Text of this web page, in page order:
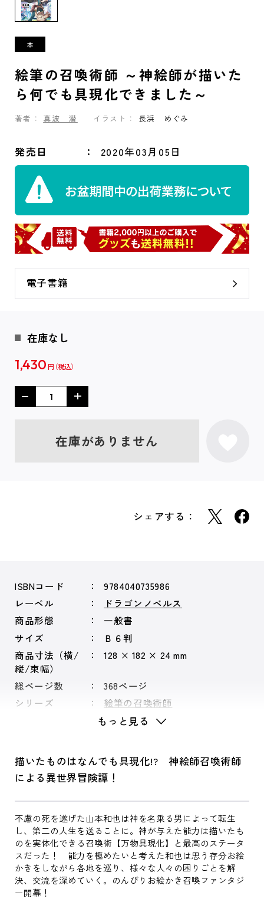
絵筆の召喚術師 ～神絵師が描いた
ら何でも具現化できました～
著者： 真波 潜 イラスト： 長浜 めぐみ
発売日 2020年03月05日
電子書籍
在庫なし
1,430 円
在庫がありません
シェアする：
ISBNコード
9784040735986
レーベル
ドラゴンノベルス
商品形態
一般書
サイズ
Ｂ６判
商品寸法（横/
縦/束幅）
128 × 182 × 24 mm
総ページ数
368ページ
シリーズ
絵筆の召喚術師
もっと見る
描いたものはなんでも具現化!? 神絵師召喚術師
による異世界冒険譚！
不慮の死を遂げた山本和也は神を名乗る男によって転生
し、第二の人生を送ることに。神が与えた能力は描いたも
のを実体化できる召喚術【万物具現化】と最高のステータ
スだった！ 能力を極めたいと考えた和也は思う存分お絵
かきをしながら各地を巡り、様々な人々の困りごとを解
決、交流を深めていく。のんびりお絵かき召喚ファンタジ
ー開幕！